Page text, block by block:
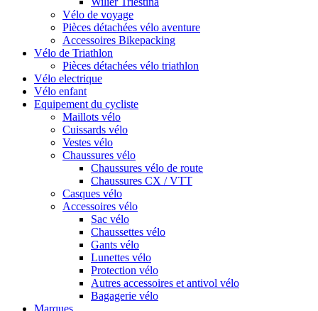
Vélo de voyage
Pièces détachées vélo aventure
Accessoires Bikepacking
Vélo de Triathlon
Pièces détachées vélo triathlon
Vélo electrique
Vélo enfant
Equipement du cycliste
Maillots vélo
Cuissards vélo
Vestes vélo
Chaussures vélo
Chaussures vélo de route
Chaussures CX / VTT
Casques vélo
Accessoires vélo
Sac vélo
Chaussettes vélo
Gants vélo
Lunettes vélo
Protection vélo
Autres accessoires et antivol vélo
Bagagerie vélo
Marques